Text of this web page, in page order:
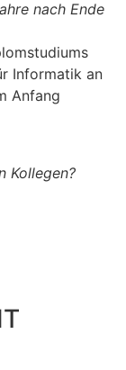
nach Ende
Informatik an
Anfang
Kollegen?